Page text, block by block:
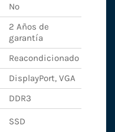
No
2 Años de
garantía
Reacondicionado
DisplayPort, VGA
DDR3
SSD